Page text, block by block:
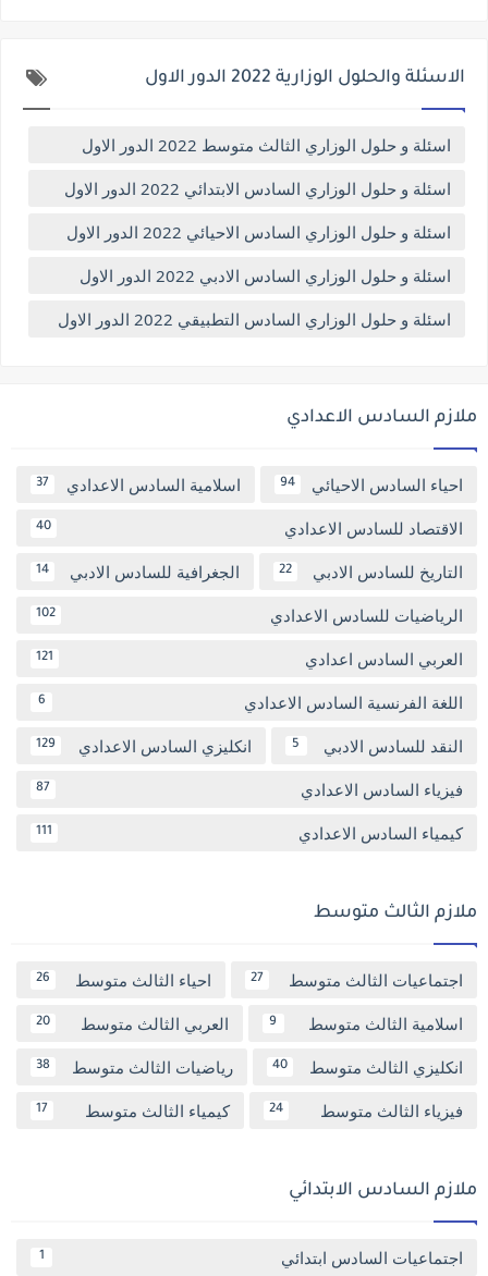
الاسئلة والحلول الوزارية 2022 الدور الاول
اسئلة و حلول الوزاري الثالث متوسط 2022 الدور الاول
اسئلة و حلول الوزاري السادس الابتدائي 2022 الدور الاول
اسئلة و حلول الوزاري السادس الاحيائي 2022 الدور الاول
اسئلة و حلول الوزاري السادس الادبي 2022 الدور الاول
اسئلة و حلول الوزاري السادس التطبيقي 2022 الدور الاول
ملازم السادس الاعدادي
احياء السادس الاحيائي 94 اسلامية السادس الاعدادي 37
الاقتصاد للسادس الاعدادي 40
التاريخ للسادس الادبي 22 الجغرافية للسادس الادبي 14
الرياضيات للسادس الاعدادي 102
العربي السادس اعدادي 121
اللغة الفرنسية السادس الاعدادي 6
النقد للسادس الادبي 5 انكليزي السادس الاعدادي 129
فيزياء السادس الاعدادي 87
كيمياء السادس الاعدادي 111
ملازم الثالث متوسط
اجتماعيات الثالث متوسط 27 احياء الثالث متوسط 26
اسلامية الثالث متوسط 9 العربي الثالث متوسط 20
انكليزي الثالث متوسط 40 رياضيات الثالث متوسط 38
فيزياء الثالث متوسط 24 كيمياء الثالث متوسط 17
ملازم السادس الابتدائي
اجتماعيات السادس ابتدائي 1